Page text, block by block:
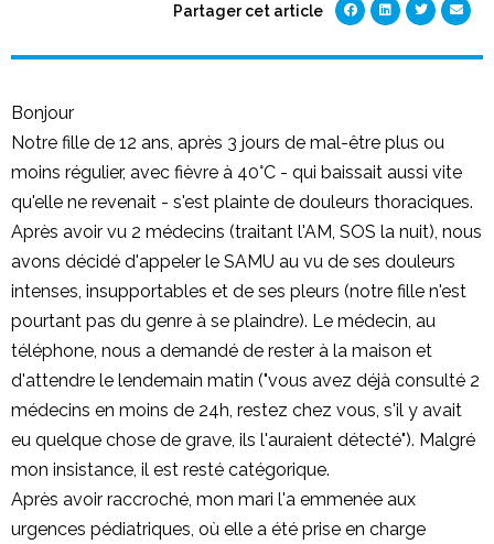
Partager cet article
Bonjour
Notre fille de 12 ans, après 3 jours de mal-être plus ou
moins régulier, avec fièvre à 40°C - qui baissait aussi vite
qu'elle ne revenait - s'est plainte de douleurs thoraciques.
Après avoir vu 2 médecins (traitant l'AM, SOS la nuit), nous
avons décidé d'appeler le SAMU au vu de ses douleurs
intenses, insupportables et de ses pleurs (notre fille n'est
pourtant pas du genre à se plaindre). Le médecin, au
téléphone, nous a demandé de rester à la maison et
d'attendre le lendemain matin ("vous avez déjà consulté 2
médecins en moins de 24h, restez chez vous, s'il y avait
eu quelque chose de grave, ils l'auraient détecté"). Malgré
mon insistance, il est resté catégorique.
Après avoir raccroché, mon mari l'a emmenée aux
urgences pédiatriques, où elle a été prise en charge